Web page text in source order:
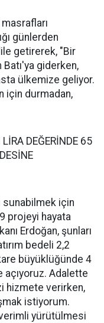
günlerden
getirerek, "Bir
giderken,
ülkemize geliyor.
için durmadan,
DEĞERİNDE 65
sunabilmek için
projeyi hayata
Erdoğan, şunları
bedeli 2,2
büyüklüğünde 4
Adalette
hizmete verirken,
istiyorum.
verimli yürütülmesi